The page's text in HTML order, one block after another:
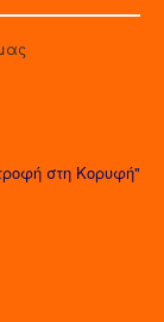
στη Κορυφή"